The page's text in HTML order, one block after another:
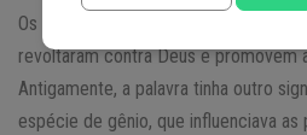
Os demônios, de acordo com o
revoltaram contra Deus e promovem
Antigamente, a palavra tinha outro
espécie de gênio, que influenciava as